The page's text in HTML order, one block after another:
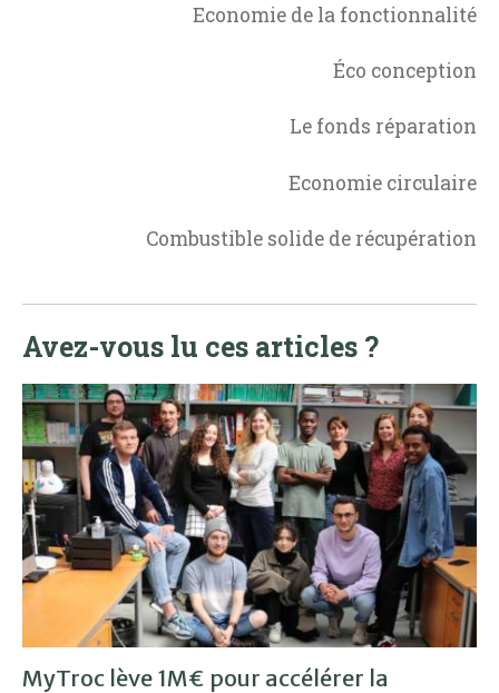
Economie de la fonctionnalité
Éco conception
Le fonds réparation
Economie circulaire
Combustible solide de récupération
Avez-vous lu ces articles ?
MyTroc lève 1M€ pour accélérer la